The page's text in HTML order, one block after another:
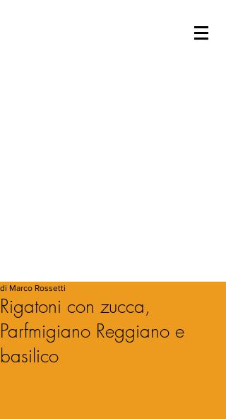
Rigatoni con zucca,
Parfmigiano Reggiano e
basilico
di Marco Rossetti